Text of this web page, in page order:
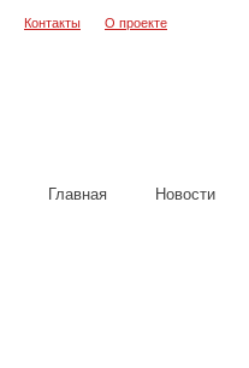
Контакты О проекте
Главная Новости